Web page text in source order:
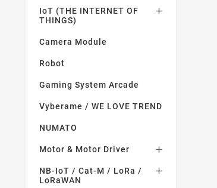
IoT (THE INTERNET OF
THINGS)

Camera Module
Robot
Gaming System Arcade
Vyberame / WE LOVE TREND
NUMATO
Motor & Motor Driver 
NB-IoT / Cat-M / LoRa /
LoRaWAN
